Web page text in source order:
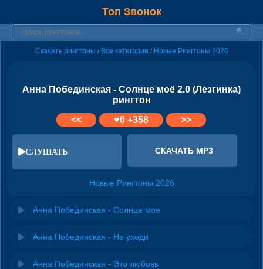
Топ Звонок
Скачать рингтоны / Все категории / Новые Рингтоны 2026
Анна Побединская - Солнце моё 2.0 (Лезгинка)
рингтон
<<
♥0+358 >>
СЛУШАТЬ СКАЧАТЬ MP3
Новые Рингтоны 2026
Анна Побединская - Солнце мое
Анна Побединская - Не уходи
Анна Побединская - Это любовь